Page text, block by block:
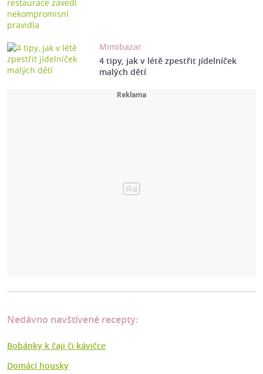
Mimibazar
4 tipy, jak v létě zpestřit jídelníček
malých dětí
Nedávno navštívené recepty:
Bobánky k čaji či kávičce
Domácí housky